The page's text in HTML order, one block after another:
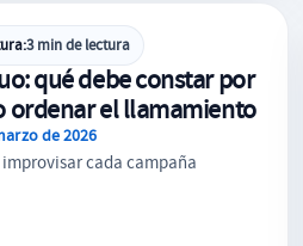
3 min de lectura
qué debe constar por
ordenar el llamamiento
de 2026
cada campaña